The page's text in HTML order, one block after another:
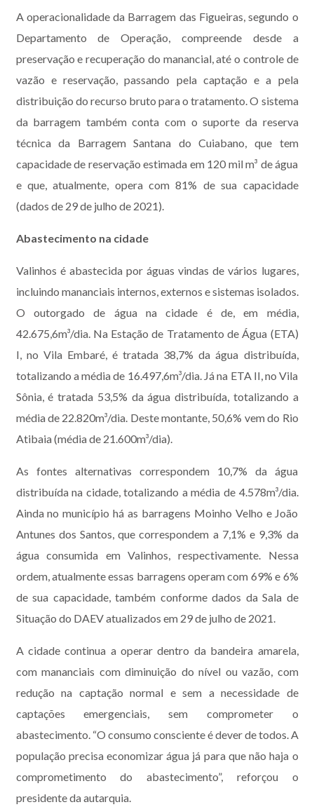
A operacionalidade da Barragem das Figueiras, segundo o
Departamento de Operação, compreende desde a
preservação e recuperação do manancial, até o controle de
vazão e reservação, passando pela captação e a pela
distribuição do recurso bruto para o tratamento. O sistema
da barragem também conta com o suporte da reserva
técnica da Barragem Santana do Cuiabano, que tem
capacidade de reservação estimada em 120 mil m³ de água
e que, atualmente, opera com 81% de sua capacidade
(dados de 29 de julho de 2021).
Abastecimento na cidade
Valinhos é abastecida por águas vindas de vários lugares,
incluindo mananciais internos, externos e sistemas isolados.
O outorgado de água na cidade é de, em média,
42.675,6m³/dia. Na Estação de Tratamento de Água (ETA)
I, no Vila Embaré, é tratada 38,7% da água distribuída,
totalizando a média de 16.497,6m³/dia. Já na ETA II, no Vila
Sônia, é tratada 53,5% da água distribuída, totalizando a
média de 22.820m³/dia. Deste montante, 50,6% vem do Rio
Atibaia (média de 21.600m³/dia).
As fontes alternativas correspondem 10,7% da água
distribuída na cidade, totalizando a média de 4.578m³/dia.
Ainda no município há as barragens Moinho Velho e João
Antunes dos Santos, que correspondem a 7,1% e 9,3% da
água consumida em Valinhos, respectivamente. Nessa
ordem, atualmente essas barragens operam com 69% e 6%
de sua capacidade, também conforme dados da Sala de
Situação do DAEV atualizados em 29 de julho de 2021.
A cidade continua a operar dentro da bandeira amarela,
com mananciais com diminuição do nível ou vazão, com
redução na captação normal e sem a necessidade de
captações emergenciais, sem comprometer o
abastecimento. “O consumo consciente é dever de todos. A
população precisa economizar água já para que não haja o
comprometimento do abastecimento”, reforçou o
presidente da autarquia.